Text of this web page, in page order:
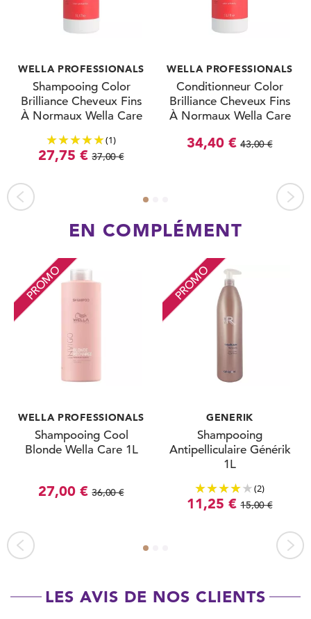
WELLA PROFESSIONALS
Shampooing Color
Brilliance Cheveux Fins
À Normaux Wella Care
(1)
27,75 € 37,00 €
WELLA PROFESSIONALS
Conditionneur Color
Brilliance Cheveux Fins
À Normaux Wella Care
34,40 € 43,00 €
EN COMPLÉMENT
PROMO
WELLA PROFESSIONALS
Shampooing Cool
Blonde Wella Care 1L
27,00 € 36,00 €
PROMO
GENERIK
Shampooing
Antipelliculaire Générik
1L
(2)
11,25 € 15,00 €
LES AVIS DE NOS CLIENTS